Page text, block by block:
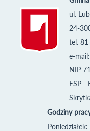
ul.
24-
tel.
e-mail:
NIP
ESP -
Godziny
Poniedziałek: